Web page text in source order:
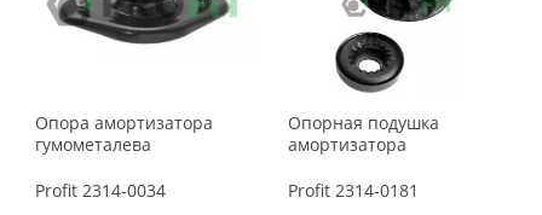
Опора амортизатора
гумометалева
Profit 2314-0034
Опорная подушка
амортизатора
Profit 2314-0181